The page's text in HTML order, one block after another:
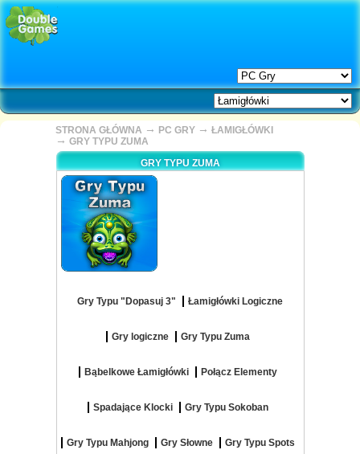
STRONA GŁÓWNA → PC GRY → ŁAMIGŁÓWKI
→ GRY TYPU ZUMA
GRY TYPU ZUMA
Gry Typu "Dopasuj 3" Łamigłówki Logiczne
Gry logiczne Gry Typu Zuma
Bąbelkowe Łamigłówki Połącz Elementy
Spadające Klocki Gry Typu Sokoban
Gry Typu Mahjong Gry Słowne Gry Typu Spots